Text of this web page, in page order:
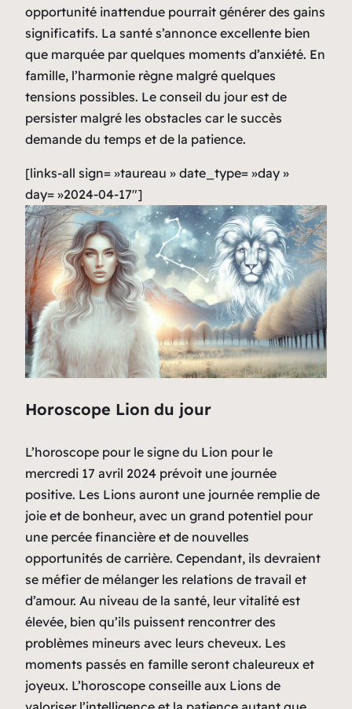
opportunité inattendue pourrait générer des gains
significatifs. La santé s’annonce excellente bien
que marquée par quelques moments d’anxiété. En
famille, l’harmonie règne malgré quelques
tensions possibles. Le conseil du jour est de
persister malgré les obstacles car le succès
demande du temps et de la patience.
[links-all sign= »taureau » date_type= »day »
day= »2024-04-17″]
Horoscope Lion du jour
L’horoscope pour le signe du Lion pour le
mercredi 17 avril 2024 prévoit une journée
positive. Les Lions auront une journée remplie de
joie et de bonheur, avec un grand potentiel pour
une percée financière et de nouvelles
opportunités de carrière. Cependant, ils devraient
se méfier de mélanger les relations de travail et
d’amour. Au niveau de la santé, leur vitalité est
élevée, bien qu’ils puissent rencontrer des
problèmes mineurs avec leurs cheveux. Les
moments passés en famille seront chaleureux et
joyeux. L’horoscope conseille aux Lions de